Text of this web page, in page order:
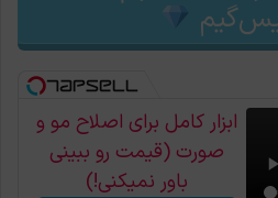
ابزار کامل برای اصلاح مو و
صورت (قیمت رو ببینی
باور نمیکنی!)